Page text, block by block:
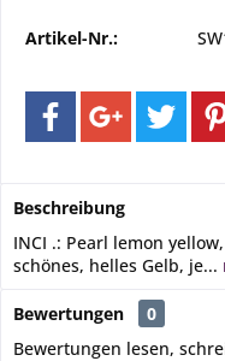
Artikel-Nr.:
Beschreibung
INCI .: Pearl lemon
schönes, helles Gelb, je...
Bewertungen
0
Bewertungen lesen,